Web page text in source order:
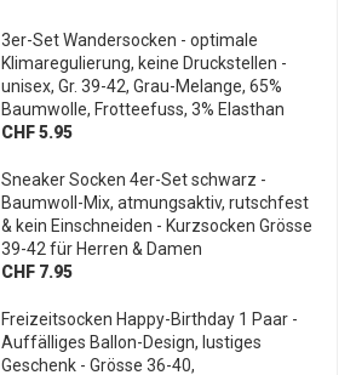
3er-Set Wandersocken - optimale
Klimaregulierung, keine Druckstellen -
unisex, Gr. 39-42, Grau-Melange, 65%
Baumwolle, Frotteefuss, 3% Elasthan
CHF 5.95
Sneaker Socken 4er-Set schwarz -
Baumwoll-Mix, atmungsaktiv, rutschfest
& kein Einschneiden - Kurzsocken Grösse
39-42 für Herren & Damen
CHF 7.95
Freizeitsocken Happy-Birthday 1 Paar -
Auffälliges Ballon-Design, lustiges
Geschenk - Grösse 36-40,